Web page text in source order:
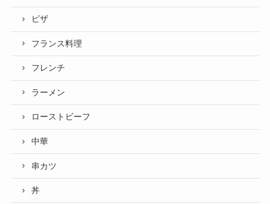
ピザ
フランス料理
フレンチ
ラーメン
ローストビーフ
中華
串カツ
丼